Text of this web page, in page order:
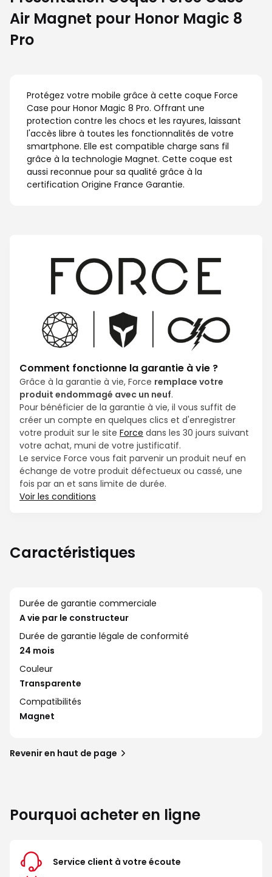
Air Magnet pour Honor Magic 8
Pro
Protégez votre mobile grâce à cette coque Force
Case pour Honor Magic 8 Pro. Offrant une
protection contre les chocs et les rayures, laissant
l'accès libre à toutes les fonctionnalités de votre
smartphone. Elle est compatible charge sans fil
grâce à la technologie Magnet. Cette coque est
aussi reconnue pour sa qualité grâce à la
certification Origine France Garantie.
Comment fonctionne la garantie à vie ?
Grâce à la garantie à vie, Force remplace votre
produit endommagé avec un neuf.
Pour bénéficier de la garantie à vie, il vous suffit de
créer un compte en quelques clics et d'enregistrer
votre produit sur le site Force dans les 30 jours suivant
votre achat, muni de votre justificatif.
Le service Force vous fait parvenir un produit neuf en
échange de votre produit défectueux ou cassé, une
fois par an et sans limite de durée.
Voir les conditions
Caractéristiques
Durée de garantie commerciale
A vie par le constructeur
Durée de garantie légale de conformité
24 mois
Couleur
Transparente
Compatibilités
Magnet
Revenir en haut de page
Pourquoi acheter en ligne
Service client à votre écoute